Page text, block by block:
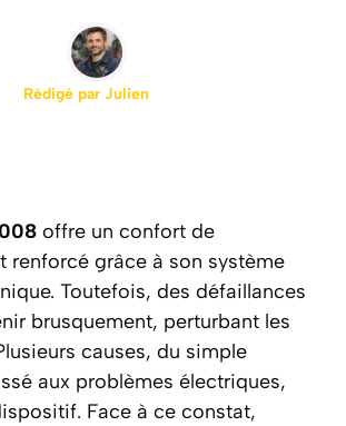
Rédigé par Julien
offre un confort de
renforcé grâce à son système
Toutefois, des défaillances
brusquement, perturbant les
causes, du simple
aux problèmes électriques,
Face à ce constat,